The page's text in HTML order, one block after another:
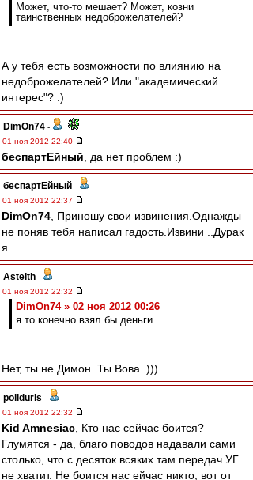
Может, что-то мешает? Может, козни
таинственных недоброжелателей?
А у тебя есть возможности по влиянию на
недоброжелателей? Или "академический
интерес"? :)
DimOn74 -
01 ноя 2012 22:40
беспартЕйный , да нет проблем :)
беспартЕйный -
01 ноя 2012 22:37
DimOn74 , Приношу свои извинения.Однажды
не поняв тебя написал гадость.Извини ..Дурак
я.
Astelth -
01 ноя 2012 22:32
DimOn74 » 02 ноя 2012 00:26
я то конечно взял бы деньги.
Нет, ты не Димон. Ты Вова. )))
poliduris -
01 ноя 2012 22:32
Kid Amnesiac , Кто нас сейчас боится?
Глумятся - да, благо поводов надавали сами
столько, что с десяток всяких там передач УГ
не хватит. Не боится нас ейчас никто, вот от